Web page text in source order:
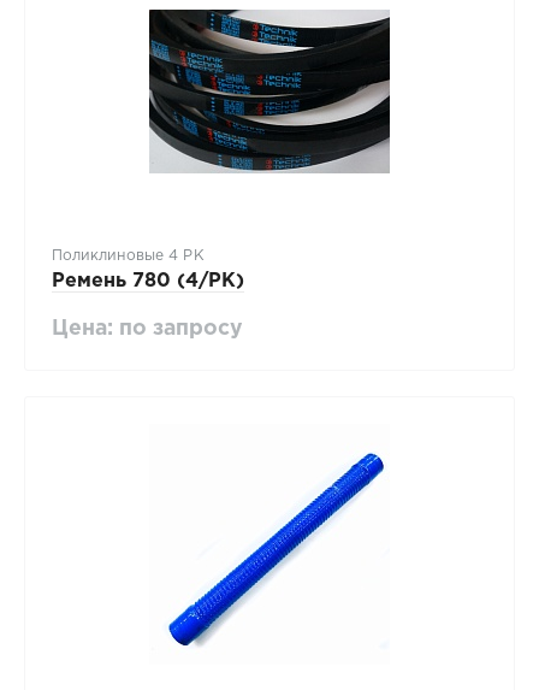
Поликлиновые 4 PK
Ремень 780 (4/PK)
Цена: по запросу